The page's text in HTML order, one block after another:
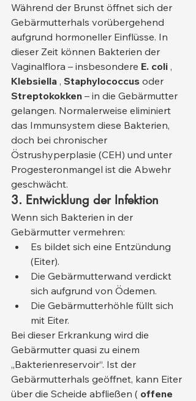
Während der Brunst öffnet sich der
Gebärmutterhals vorübergehend
aufgrund hormoneller Einflüsse. In
dieser Zeit können Bakterien der
Vaginalflora – insbesondere E. coli ,
Klebsiella , Staphylococcus oder
Streptokokken – in die Gebärmutter
gelangen. Normalerweise eliminiert
das Immunsystem diese Bakterien,
doch bei chronischer
Östrushyperplasie (CEH) und unter
Progesteronmangel ist die Abwehr
geschwächt.
3. Entwicklung der Infektion
Wenn sich Bakterien in der
Gebärmutter vermehren:
Es bildet sich eine Entzündung
(Eiter).
Die Gebärmutterwand verdickt
sich aufgrund von Ödemen.
Die Gebärmutterhöhle füllt sich
mit Eiter.
Bei dieser Erkrankung wird die
Gebärmutter quasi zu einem
„Bakterienreservoir“. Ist der
Gebärmutterhals geöffnet, kann Eiter
über die Scheide abfließen ( offene